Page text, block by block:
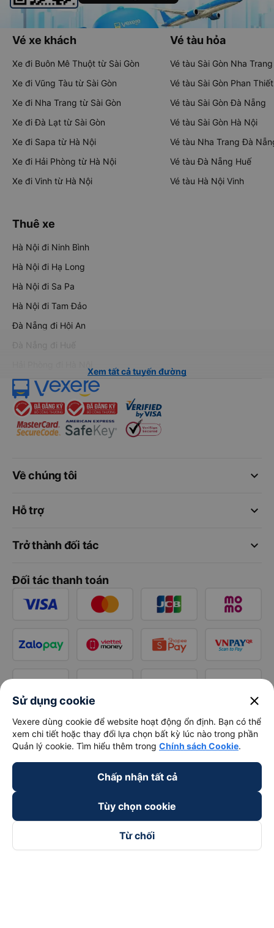
Vé xe khách
Xe đi Buôn Mê Thuột từ Sài Gòn
Xe đi Vũng Tàu từ Sài Gòn
Xe đi Nha Trang từ Sài Gòn
Xe đi Đà Lạt từ Sài Gòn
Xe đi Sapa từ Hà Nội
Xe đi Hải Phòng từ Hà Nội
Xe đi Vinh từ Hà Nội
Vé tàu hỏa
Vé tàu Sài Gòn Nha Trang
Vé tàu Sài Gòn Phan Thiết
Vé tàu Sài Gòn Đà Nẵng
Vé tàu Sài Gòn Hà Nội
Vé tàu Nha Trang Đà
Vé tàu Đà Nẵng Huế
Vé tàu Hà Nội Vinh
Thuê xe
Hà Nội đi Ninh Bình
Hà Nội đi Hạ Long
Hà Nội đi Sa Pa
Hà Nội đi Tam Đảo
Đà Nẵng đi Hội An
Đà Nẵng đi Huế
Xem tất cả tuyến đường
keyboard_arrow_down
Về chúng tôi
keyboard_arrow_down
Hỗ trợ
keyboard_arrow_down
Trở thành đối tác
Đối tác thanh toán
Sử dụng cookie close
Vexere dùng cookie để website hoạt động ổn định. Bạn có thể
xem chi tiết hoặc thay đổi lựa chọn bất kỳ lúc nào trong phần
Quản lý cookie. Tìm hiểu thêm trong Chính sách Cookie.
Chấp nhận tất cả
Tùy chọn cookie
Từ chối